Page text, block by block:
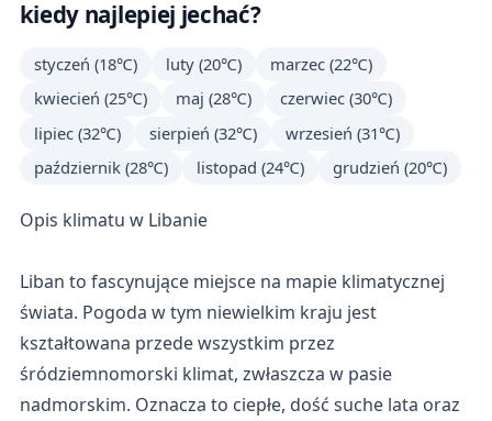
kiedy najlepiej jechać?
styczeń (18℃) luty (20℃)
marzec (22℃)
kwiecień (25℃)
maj (28℃)
czerwiec (30℃)
lipiec (32℃)
sierpień (32℃)
wrzesień (31℃)
październik (28℃)
listopad (24℃) grudzień (20℃)
Opis klimatu w Libanie
Liban to fascynujące miejsce na mapie klimatycznej
świata. Pogoda w tym niewielkim kraju jest
kształtowana przede wszystkim przez
śródziemnomorski klimat, zwłaszcza w pasie
nadmorskim. Oznacza to ciepłe, dość suche lata oraz